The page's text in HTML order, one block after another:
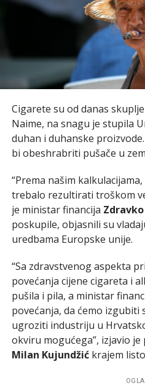
Cigarete su od danas
Naime, na snagu je stupila
duhan i duhanske
bi obeshrabriti pušače u
“Prema našim
trebalo rezultirati troškom
je ministar financija
poskupile, objasnili su
uredbama Europske unije.
“Sa zdravstvenog aspekta
povećanja cijene cigareta i
pušila i pila, a ministar
povećanja, da ćemo izgubiti
ugroziti industriju u
okviru mogućega”, izjavio
Milan Kujundžićkrajem